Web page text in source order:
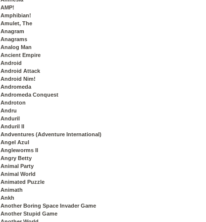
AMP!
Amphibian!
Amulet, The
Anagram
Anagrams
Analog Man
Ancient Empire
Android
Android Attack
Android Nim!
Andromeda
Andromeda Conquest
Androton
Andru
Anduril
Anduril II
Andventures (Adventure International)
Angel Azul
Angleworms II
Angry Betty
Animal Party
Animal World
Animated Puzzle
Animath
Ankh
Another Boring Space Invader Game
Another Stupid Game